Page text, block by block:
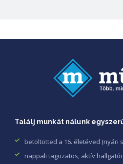
Találj munkát nálunk
betöltötted a 16. életéved (nyári
nappali tagozatos, aktív